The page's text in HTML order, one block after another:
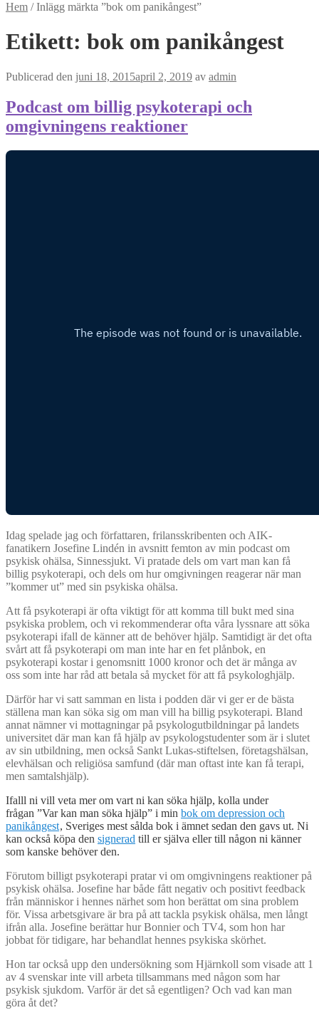
Hem /Inlägg märkta ”bok om panikångest”
Etikett: bok om panikångest
Publicerad den juni 18, 2015april 2, 2019 av admin
Podcast om billig psykoterapi och
omgivningens reaktioner
Idag spelade jag och författaren, frilansskribenten och AIK-
fanatikern Josefine Lindén in avsnitt femton av min podcast om
psykisk ohälsa, Sinnessjukt. Vi pratade dels om vart man kan få
billig psykoterapi, och dels om hur omgivningen reagerar när man
”kommer ut” med sin psykiska ohälsa.
Att få psykoterapi är ofta viktigt för att komma till bukt med sina
psykiska problem, och vi rekommenderar ofta våra lyssnare att söka
psykoterapi ifall de känner att de behöver hjälp. Samtidigt är det ofta
svårt att få psykoterapi om man inte har en fet plånbok, en
psykoterapi kostar i genomsnitt 1000 kronor och det är många av
oss som inte har råd att betala så mycket för att få psykologhjälp.
Därför har vi satt samman en lista i podden där vi ger er de bästa
ställena man kan söka sig om man vill ha billig psykoterapi. Bland
annat nämner vi mottagningar på psykologutbildningar på landets
universitet där man kan få hjälp av psykologstudenter som är i slutet
av sin utbildning, men också Sankt Lukas-stiftelsen, företagshälsan,
elevhälsan och religiösa samfund (där man oftast inte kan få terapi,
men samtalshjälp).
Ifalll ni vill veta mer om vart ni kan söka hjälp, kolla under
frågan ”Var kan man söka hjälp” i min bok om depression och
panikångest, Sveriges mest sålda bok i ämnet sedan den gavs ut. Ni
kan också köpa den signerad till er själva eller till någon ni känner
som kanske behöver den.
Förutom billigt psykoterapi pratar vi om omgivningens reaktioner på
psykisk ohälsa. Josefine har både fått negativ och positivt feedback
från människor i hennes närhet som hon berättat om sina problem
för. Vissa arbetsgivare är bra på att tackla psykisk ohälsa, men långt
ifrån alla. Josefine berättar hur Bonnier och TV4, som hon har
jobbat för tidigare, har behandlat hennes psykiska skörhet.
Hon tar också upp den undersökning som Hjärnkoll som visade att 1
av 4 svenskar inte vill arbeta tillsammans med någon som har
psykisk sjukdom. Varför är det så egentligen? Och vad kan man
göra åt det?